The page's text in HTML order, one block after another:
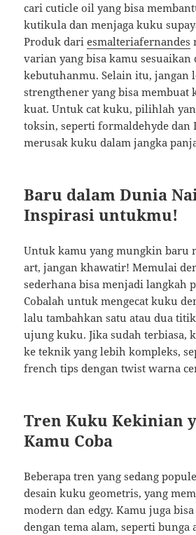
cari cuticle oil yang bisa
kutikula dan menjaga kuku
Produk dariesmalteriafernandes
varian yang bisa kamu sesuaikan
kebutuhanmu. Selain itu, jangan
strengthener yang bisa
kuat. Untuk cat kuku, pilihlah
toksin, seperti formaldehyde dan
merusak kuku dalam jangka
Baru dalam Dunia
Inspirasi untukmu!
Untuk kamu yang mungkin baru
art, jangan khawatir! Memulai
sederhana bisa menjadi langkah
Cobalah untuk mengecat kuku
lalu tambahkan satu atau dua
ujung kuku. Jika sudah terbiasa,
ke teknik yang lebih kompleks,
french tips dengan twist warna
Tren Kuku Kekinian
Kamu Coba
Beberapa tren yang sedang
desain kuku geometris, yang
modern dan edgy. Kamu juga
dengan tema alam, seperti bunga